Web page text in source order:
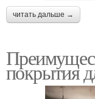
читать дальше →
покрытия